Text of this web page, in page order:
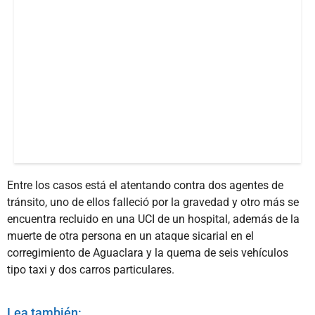
Entre los casos está el atentando contra dos agentes de
tránsito, uno de ellos falleció por la gravedad y otro más se
encuentra recluido en una UCI de un hospital, además de la
muerte de otra persona en un ataque sicarial en el
corregimiento de Aguaclara y la quema de seis vehículos
tipo taxi y dos carros particulares.